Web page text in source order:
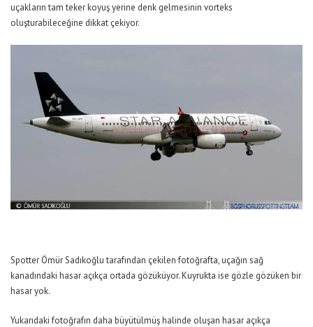
uçakların tam teker koyuş yerine denk gelmesinin vorteks
oluşturabileceğine dikkat çekiyor.
Spotter Ömür Sadıkoğlu tarafından çekilen fotoğrafta, uçağın sağ
kanadındaki hasar açıkça ortada gözüküyor. Kuyrukta ise gözle gözüken bir
hasar yok.
Yukarıdaki fotoğrafın daha büyütülmüş halinde oluşan hasar açıkça